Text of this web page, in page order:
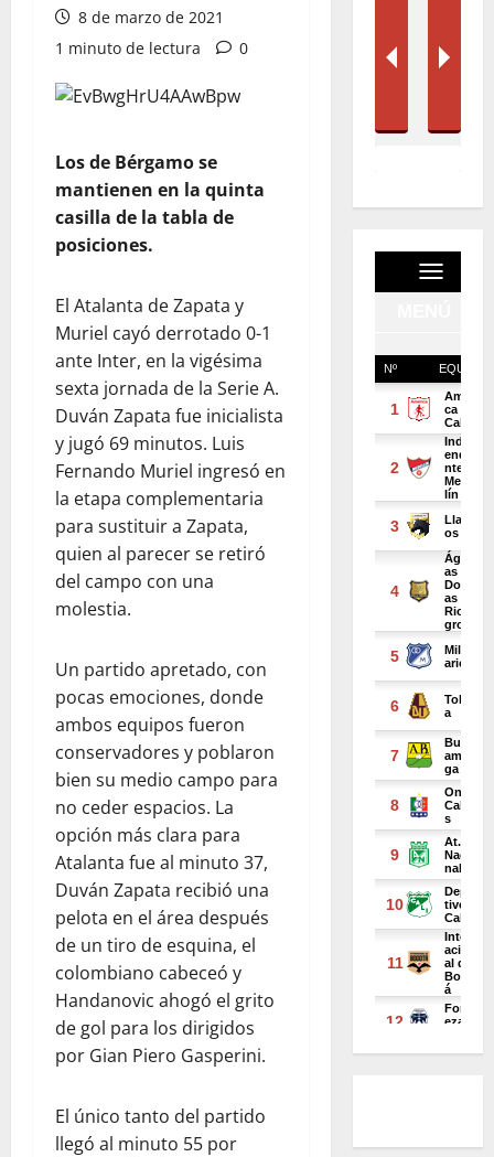
8 de marzo de 2021
1 minuto de lectura
0
Los de Bérgamo se
mantienen en la quinta
casilla de la tabla de
posiciones.
El Atalanta de Zapata y
Muriel cayó derrotado 0-1
ante Inter, en la vigésima
sexta jornada de la Serie A.
Duván Zapata fue inicialista
y jugó 69 minutos. Luis
Fernando Muriel ingresó en
la etapa complementaria
para sustituir a Zapata,
quien al parecer se retiró
del campo con una
molestia.
Un partido apretado, con
pocas emociones, donde
ambos equipos fueron
conservadores y poblaron
bien su medio campo para
no ceder espacios. La
opción más clara para
Atalanta fue al minuto 37,
Duván Zapata recibió una
pelota en el área después
de un tiro de esquina, el
colombiano cabeceó y
Handanovic ahogó el grito
de gol para los dirigidos
por Gian Piero Gasperini.
El único tanto del partido
llegó al minuto 55 por